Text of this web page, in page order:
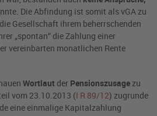
Die Abfindung ist somit als vGA zu
Gesellschaft ihrem beherrschenden
„spontan“ die Zahlung einer
vereinbarten monatlichen Rente
Wortlaut der Pensionszusagezu
vom 23.10.2013 (I R 89/12) zugrunde
eine einmalige Kapitalzahlung